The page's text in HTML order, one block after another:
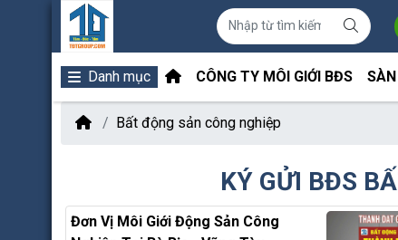
Danh mục CÔNG TY MÔI GIỚI BĐS
Bất động sản công nghiệp
KÝ GỬI BĐS
Đơn Vị Môi Giới Động Sản Công